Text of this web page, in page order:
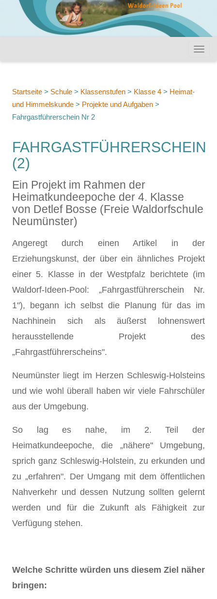
Startseite > Schule > Klassenstufen > Klasse 4 > Heimat-
und Himmelskunde > Projekte und Aufgaben >
Fahrgastführerschein Nr 2
FAHRGASTFÜHRERSCHEIN
(2)
Ein Projekt im Rahmen der
Heimatkundeepoche der 4. Klasse
von Detlef Bosse (Freie Waldorfschule
Neumünster)
Angeregt durch einen Artikel in der
Erziehungskunst, der über ein ähnliches Projekt
einer 5. Klasse in der Westpfalz berichtete (im
Waldorf-Ideen-Pool: „Fahrgastführerschein Nr.
1"), begann ich selbst die Planung für das im
Nachhinein sich als äußerst lohnenswert
herausstellende Projekt des
„Fahrgastführerscheins".
Neumünster liegt im Herzen Schleswig-Holsteins
und wie wohl überall haben wir viele Fahrschüler
aus der Umgebung.
So lag es nahe, im 2. Teil der
Heimatkundeepoche, die „nähere" Umgebung,
sprich ganz Schleswig-Holstein, zu erkunden und
zu „erfahren". Der Umgang mit dem öffentlichen
Nahverkehr und dessen Nutzung sollten gelernt
werden und für die Zukunft als Fähigkeit zur
Verfügung stehen.
Welche Schritte würden uns diesem Ziel näher
bringen: